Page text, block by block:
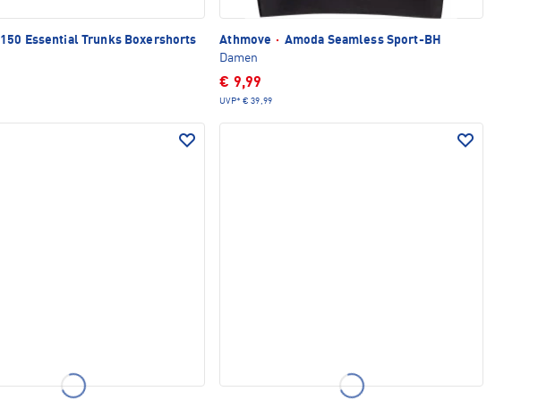
150 Essential Trunks Boxershorts
Athmove · Amoda Seamless Sport-BH
Damen
€ 9,99
UVP* € 39,99